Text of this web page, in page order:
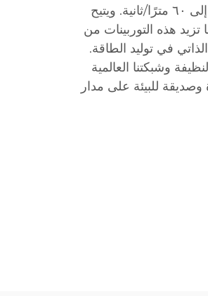
رياح تبلغ ٣ أمتار/ثانية، وتتحمل سرعات رياح تصل إلى ٦٠ مترًا/ثانية. ويتيح
تزيد هذه التوربينات من
يعزز الاكتفاء الذاتي في توليد الطاقة.
الطاقة النظيفة وشبكتنا العالمية
وصديقة للبيئة على مدار